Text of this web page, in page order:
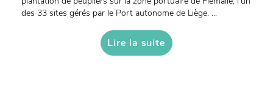
des 33 sites gérés par le Port autonome de Liège. ...
Lire la suite